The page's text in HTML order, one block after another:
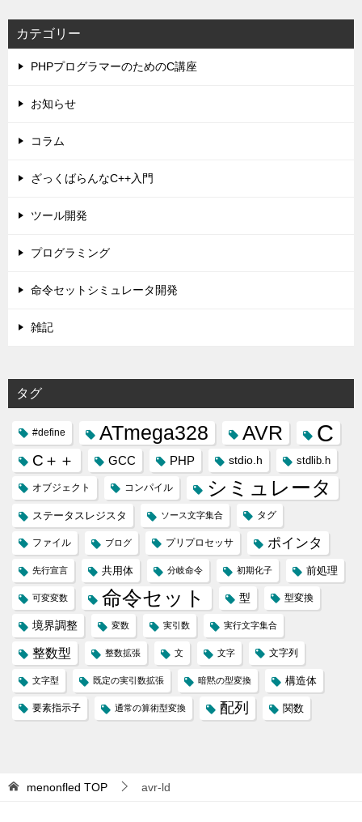
カテゴリー
PHPプログラマーのためのC講座
お知らせ
コラム
ざっくばらんなC++入門
ツール開発
プログラミング
命令セットシミュレータ開発
雑記
タグ
#define ATmega328 AVR C
C＋＋ GCC PHP stdio.h stdlib.h
オブジェクト コンパイル シミュレータ
ステータスレジスタ ソース文字集合 タグ
ファイル ブログ プリプロセッサ ポインタ
先行宣言 共用体 分岐命令 初期化子 前処理
可変変数 命令セット 型 型変換
境界調整 変数 実引数 実行文字集合
整数型 整数拡張 文 文字 文字列
文字型 既定の実引数拡張 暗黙の型変換 構造体
要素指示子 通常の算術型変換 配列 関数
menonfled TOP avr-ld